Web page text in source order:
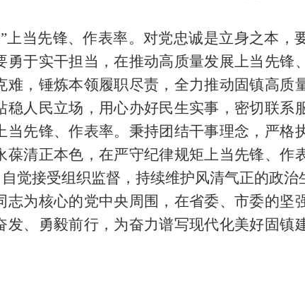
当先锋、作表率。对党忠诚是立身之本，
于实干担当，在推动高质量发展上当先锋
，锤炼本领履职尽责，全力推动固镇高质
人民立场，用心办好民生实事，密切联系
先锋、作表率。秉持团结干事理念，严格
清正本色，在严守纪律规矩上当先锋、作
觉接受组织监督，持续维护风清气正的政治
为核心的党中央周围，在省委、市委的坚
、勇毅前行，为奋力谱写现代化美好固镇